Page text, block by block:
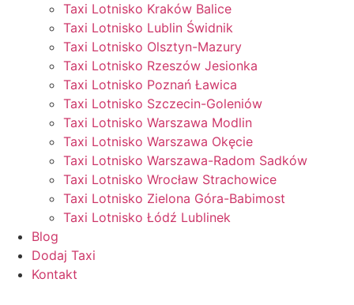
Taxi Lotnisko Kraków Balice
Taxi Lotnisko Lublin Świdnik
Taxi Lotnisko Olsztyn-Mazury
Taxi Lotnisko Rzeszów Jesionka
Taxi Lotnisko Poznań Ławica
Taxi Lotnisko Szczecin-Goleniów
Taxi Lotnisko Warszawa Modlin
Taxi Lotnisko Warszawa Okęcie
Taxi Lotnisko Warszawa-Radom Sadków
Taxi Lotnisko Wrocław Strachowice
Taxi Lotnisko Zielona Góra-Babimost
Taxi Lotnisko Łódź Lublinek
Blog
Dodaj Taxi
Kontakt